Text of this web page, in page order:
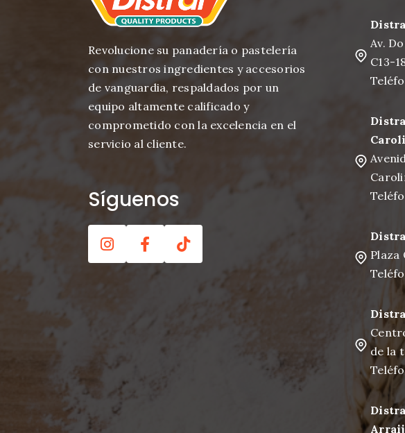
Revolucione su panadería o pastelería
con nuestros ingredientes y accesorios
de vanguardia, respaldados por un
equipo altamente calificado y
comprometido con la excelencia en el
servicio al cliente.
Síguenos
Av.
C13-
Plaza
de la